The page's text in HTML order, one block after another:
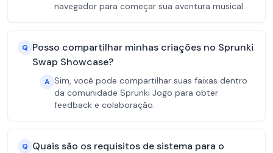
navegador para começar sua aventura musical.
Q Posso compartilhar minhas criações no Sprunki
Swap Showcase?
A Sim, você pode compartilhar suas faixas dentro
da comunidade Sprunki Jogo para obter
feedback e colaboração.
Q Quais são os requisitos de sistema para o